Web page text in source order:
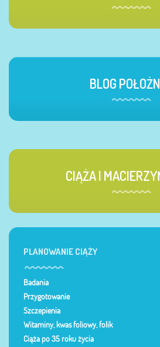
BLOG
CIĄŻA I
PLANOWANIE CIĄŻY
Badania
Przygotowanie
Szczepienia
Witaminy, kwas foliowy, folik
Ciąża po 35 roku życia